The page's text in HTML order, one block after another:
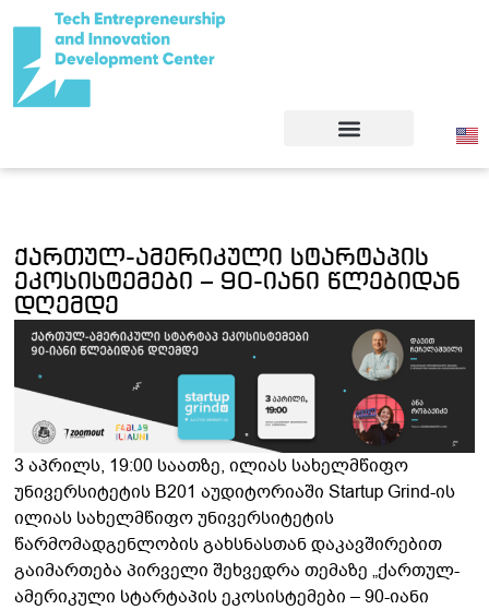
ქართულ-ამერიკული სტარტაპის
ეკოსისტემები – 90-იანი წლებიდან
დღემდე
3 აპრილს, 19:00 საათზე, ილიას სახელმწიფო
უნივერსიტეტის B201 აუდიტორიაში Startup Grind-ის
ილიას სახელმწიფო უნივერსიტეტის
წარმომადგენლობის გახსნასთან დაკავშირებით
გაიმართება პირველი შეხვედრა თემაზე „ქართულ-
ამერიკული სტარტაპის ეკოსისტემები – 90-იანი